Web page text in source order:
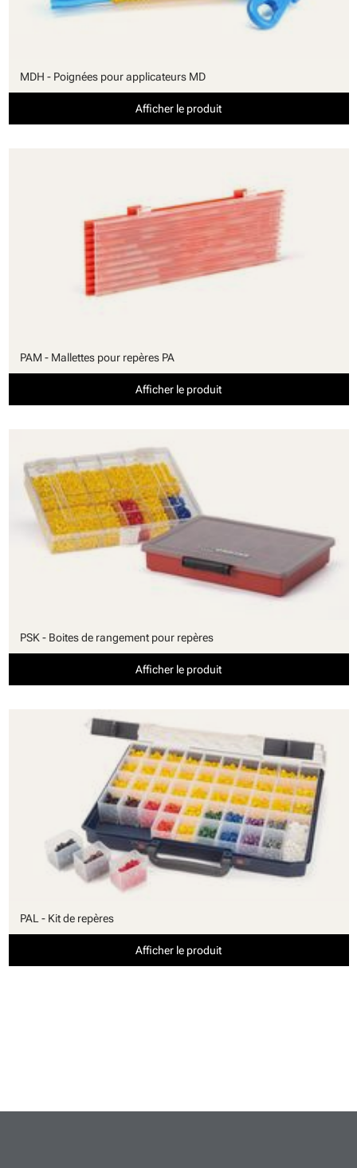
MDH - Poignées pour applicateurs MD
Afficher le produit
PAM - Mallettes pour repères PA
Afficher le produit
PSK - Boites de rangement pour repères
Afficher le produit
PAL - Kit de repères
Afficher le produit